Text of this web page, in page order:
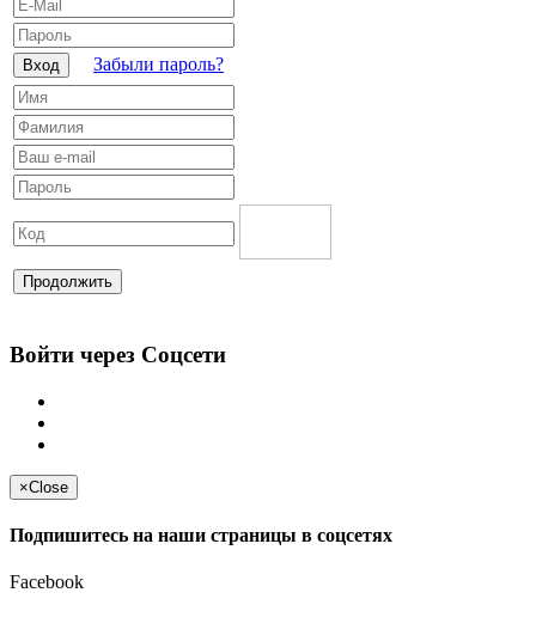
Вход Забыли пароль?
Продолжить
Войти через Соцсети
×Close
Подпишитесь на наши страницы в соцсетях
Facebook